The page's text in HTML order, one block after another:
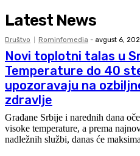
Latest News
Društvo Rominfomedia - avgust 6,
Novi toplotni talas u
Temperature do 40
upozoravaju na
zdravlje
Građane Srbije i narednih dana
visoke temperature, a prema
nadležnih službi, danas će